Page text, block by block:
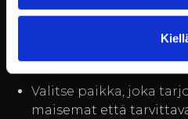
kohteessa vaatii
vinkkejä, jotka auttavat
onnistuneet juhlat:
Valitse paikka, joka
maisemat että